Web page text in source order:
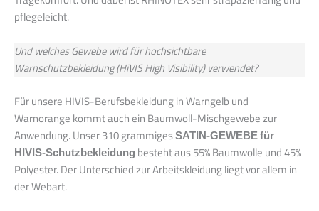
pflegeleicht.
Und welches Gewebe wird für hochsichtbare
Warnschutzbekleidung (HiVIS High Visibility) verwendet?
Für unsere HIVIS-Berufsbekleidung in Warngelb und
Warnorange kommt auch ein Baumwoll-Mischgewebe zur
Anwendung. Unser 310 grammigesSATIN-GEWEBE für
HIVIS-Schutzbekleidung besteht aus 55% Baumwolle und 45%
Polyester. Der Unterschied zur Arbeitskleidung liegt vor allem in
der Webart.